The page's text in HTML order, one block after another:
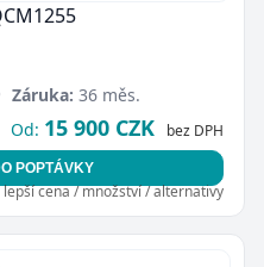
Záruka: 36 měs.
Od: 15 900 CZK bez DPH
POPTÁVKY
lepší cena / množství / alternativy